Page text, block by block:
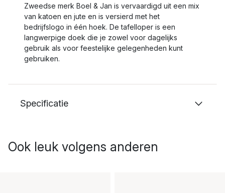
Zweedse merk Boel & Jan is vervaardigd uit een mix
van katoen en jute en is versierd met het
bedrijfslogo in één hoek. De tafelloper is een
langwerpige doek die je zowel voor dagelijks
gebruik als voor feestelijke gelegenheden kunt
gebruiken.
Specificatie
Ook leuk volgens anderen